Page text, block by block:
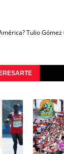
Tulio Gómez